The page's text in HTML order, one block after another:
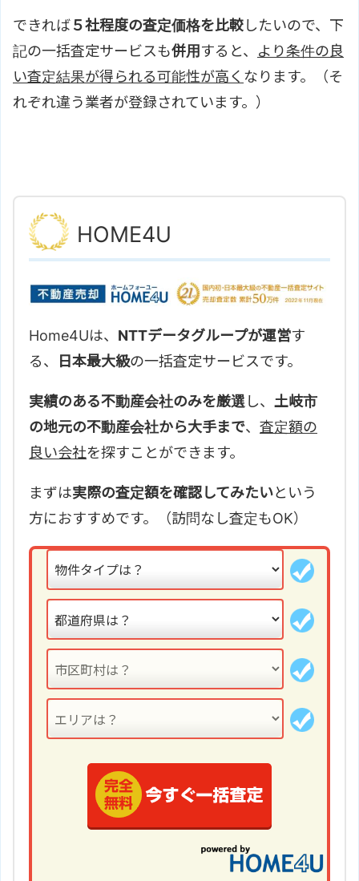
できれば５社程度の査定価格を比較したいので、下
記の一括査定サービスも併用 すると、 より条件の良
い査定結果が得られる可能性が高く なります。（そ
れぞれ違う業者が登録されています。）
HOME4U
Home4Uは、 NTTデータグループが運営す
る、
日本最大級の一括査定サービスです。
実績のある不動産会社のみを厳選 し、 土岐市
の地元の不動産会社から大手まで、 査定額の
良い会社を探すことができます。
まずは実際の査定額を確認してみたいという
方におすすめです。（訪問なし査定もOK）